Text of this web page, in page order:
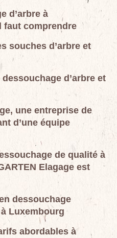
d’arbre à
faut comprendre
souches d’arbre et
d’arbre et
une entreprise de
d’une équipe
de qualité à
Elagage est
dessouchage
Luxembourg
abordables à